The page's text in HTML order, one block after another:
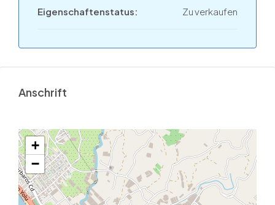
Eigenschaftenstatus: Zu verkaufen
Anschrift
+
−